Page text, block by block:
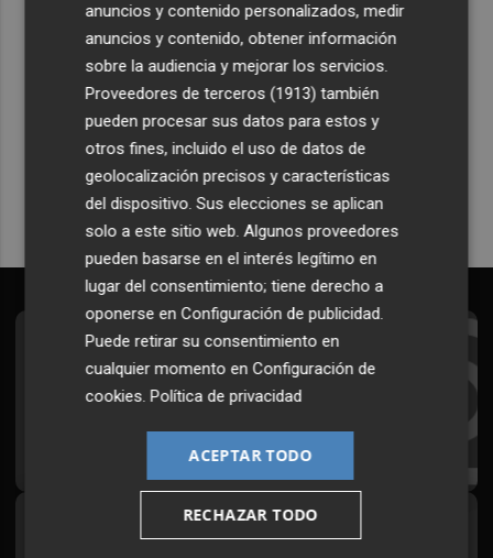
Recibe toda la actualidad de
Plaza Podcast en tu correo
Quiero suscribirme
Suscríbete al Boletín
Todos los días a primera hora en tu email
Síguenos en redes
anuncios y contenido personalizados, medir
anuncios y contenido, obtener información
sobre la audiencia y mejorar los servicios.
Proveedores de terceros (1913) también
pueden procesar sus datos para estos y
otros fines, incluido el uso de datos de
geolocalización precisos y características
del dispositivo. Sus elecciones se aplican
solo a este sitio web. Algunos proveedores
pueden basarse en el interés legítimo en
lugar del consentimiento; tiene derecho a
oponerse enConfiguración de publicidad.
Puede retirar su consentimiento en
cualquier momento enConfiguración de
cookies.Política de privacidad
ACEPTAR TODO
RECHAZAR TODO